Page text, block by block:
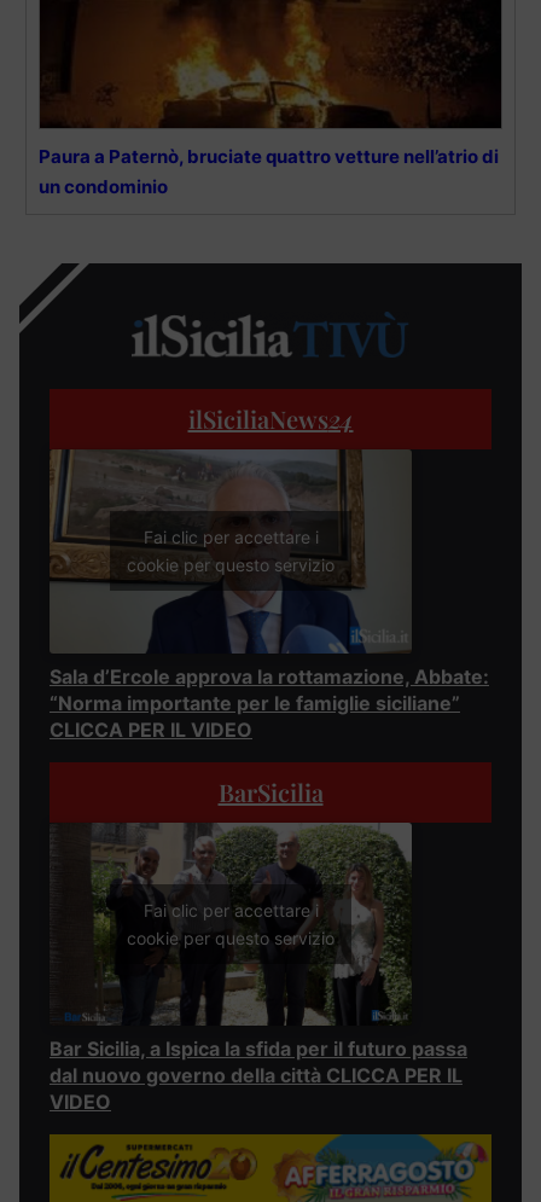
Paura a Paternò, bruciate quattro vetture nell’atrio di
un condominio
ilSiciliaNews24
Fai clic per accettare i
cookie per questo servizio
Sala d’Ercole approva la rottamazione, Abbate:
“Norma importante per le famiglie siciliane”
CLICCA PER IL VIDEO
BarSicilia
Fai clic per accettare i
cookie per questo servizio
Bar Sicilia, a Ispica la sfida per il futuro passa
dal nuovo governo della città CLICCA PER IL
VIDEO